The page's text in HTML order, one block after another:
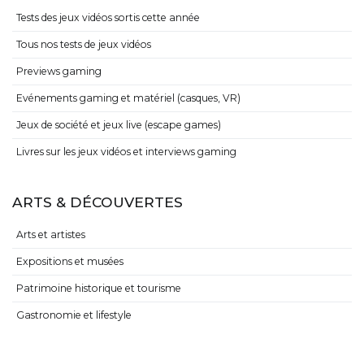
Tests des jeux vidéos sortis cette année
Tous nos tests de jeux vidéos
Previews gaming
Evénements gaming et matériel (casques, VR)
Jeux de société et jeux live (escape games)
Livres sur les jeux vidéos et interviews gaming
ARTS & DÉCOUVERTES
Arts et artistes
Expositions et musées
Patrimoine historique et tourisme
Gastronomie et lifestyle